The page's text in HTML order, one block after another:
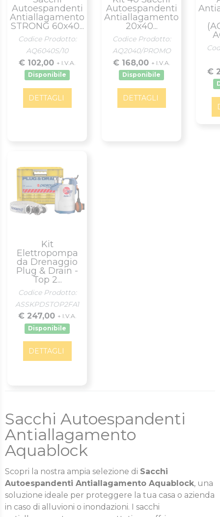
Autoespandenti
Antiallagamento
STRONG 60x40...
Codice Prodotto:
AQ6040S/10
€ 102,00 + I.V.A.
Disponibile
DETTAGLI
Autoespandenti
Antiallagamento
20x40...
Codice Prodotto:
AQ2040/PROMO
€ 168,00 + I.V.A.
Disponibile
DETTAGLI
€
Kit
Elettropompa
da Drenaggio
Plug & Drain -
Top 2...
Codice Prodotto:
ASSKPDSTOP2FA1
€ 247,00 + I.V.A.
Disponibile
DETTAGLI
Sacchi Autoespandenti
Antiallagamento
Aquablock
Scopri la nostra ampia selezione di Sacchi
Autoespandenti Antiallagamento Aquablock, una
soluzione ideale per proteggere la tua casa o azienda
in caso di alluvioni o inondazioni. I sacchi